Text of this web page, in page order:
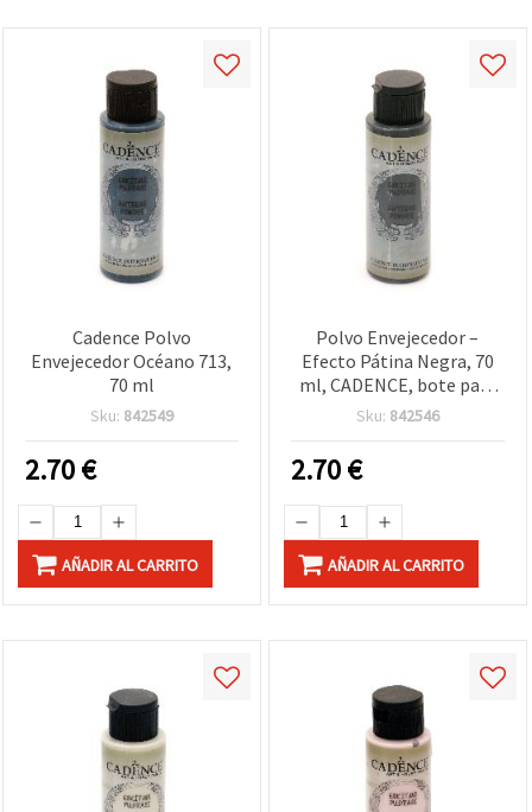
Cadence Polvo
Envejecedor Océano 713,
70 ml
Sku: 842549
2.70€
AÑADIR AL CARRITO
Polvo Envejecedor –
Efecto Pátina Negra, 70
ml, CADENCE, bote para
acabado vintage en
Mixed Media
Sku: 842546
2.70€
AÑADIR AL CARRITO